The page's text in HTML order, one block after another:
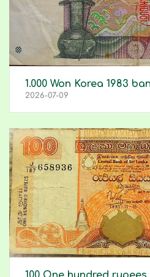
1.000 Won Korea 1983
2026-07-09